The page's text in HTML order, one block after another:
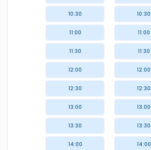
10:30
11:00
11:30
12:00
12:30
13:00
13:30
14:00
10:30
11:00
11:30
12:00
12:30
13:00
13:30
14:00